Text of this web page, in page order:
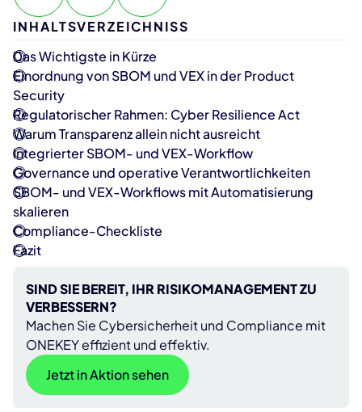
INHALTSVERZEICHNISS
Das Wichtigste in Kürze
Einordnung von SBOM und VEX in der Product
Security
Regulatorischer Rahmen: Cyber Resilience Act
Warum Transparenz allein nicht ausreicht
Integrierter SBOM- und VEX-Workflow
Governance und operative Verantwortlichkeiten
SBOM- und VEX-Workflows mit Automatisierung
skalieren
Compliance-Checkliste
Fazit
SIND SIE BEREIT, IHR RISIKOMANAGEMENT ZU
VERBESSERN?
Machen Sie Cybersicherheit und Compliance mit
ONEKEY effizient und effektiv.
Jetzt in Aktion sehen